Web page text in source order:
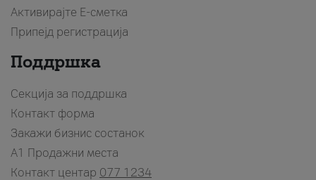
Активирајте Е-сметка
Припејд регистрација
Поддршка
Секција за поддршка
Контакт форма
Закажи бизнис состанок
A1 Продажни места
Контакт центар 077 1234